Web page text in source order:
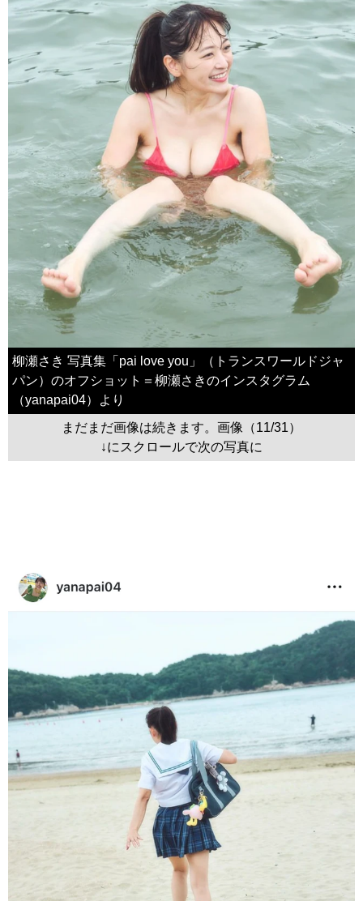
柳瀬さき 写真集「pai love you」（トランスワールドジャ
パン）のオフショット＝柳瀬さきのインスタグラム
（yanapai04）より
まだまだ画像は続きます。画像（11/31）
↓にスクロールで次の写真に